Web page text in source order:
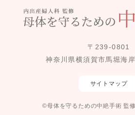
〒239-0801
神奈川県横須賀市馬堀海
サイトマップ
©母体を守るための中絶手術 監